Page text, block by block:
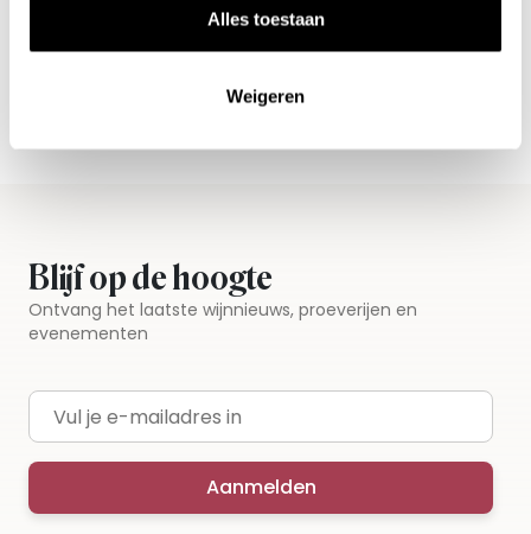
Alles toestaan
Weigeren
Alle wijnen direct van de wijnboer
Vandaag voor 12.00 uur besteld, morgen in huis
Gratis thuisbezorgd vanaf €115,00
Blijf op de hoogte
Ontvang het laatste wijnnieuws, proeverijen en
evenementen
E-mailadres
Aanmelden